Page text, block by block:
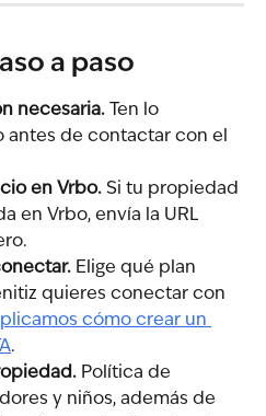
a paso
necesaria. Ten lo
antes de contactar con el
en Vrbo. Si tu propiedad
en Vrbo, envía la URL
Elige qué plan
quieres conectar con
cómo crear un
.
Política de
y niños, además de